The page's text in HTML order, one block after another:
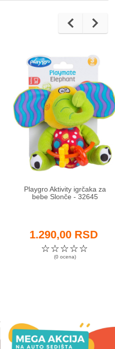
Playgro Aktivity igrčaka za
bebe Slonče - 32645
1.290,00 RSD
☆
☆
☆
☆
☆
(0 ocena)